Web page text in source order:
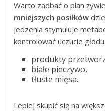
Warto zadbać o plan
mniejszych posiłków
jedzenia stymuluje
kontrolować uczucie
produkty
białe pieczywo,
tłuste mięsa.
Lepiej skupić się na